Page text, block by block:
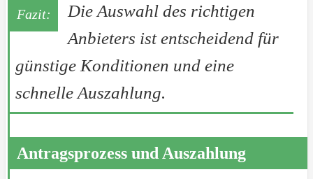
Die Auswahl des richtigen
Anbieters ist entscheidend für
günstige Konditionen und eine
schnelle Auszahlung.
Antragsprozess und Auszahlung